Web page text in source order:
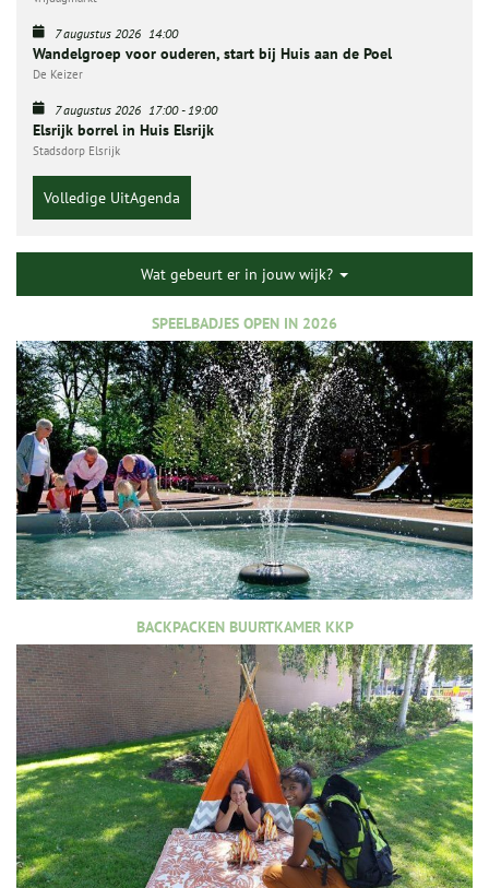
7 augustus 2026 14:00
Wandelgroep voor ouderen, start bij Huis aan de Poel
De Keizer
7 augustus 2026 17:00- 19:00
Elsrijk borrel in Huis Elsrijk
Stadsdorp Elsrijk
Volledige UitAgenda
Wat gebeurt er in jouw wijk?
SPEELBADJES OPEN IN 2026
BACKPACKEN BUURTKAMER KKP